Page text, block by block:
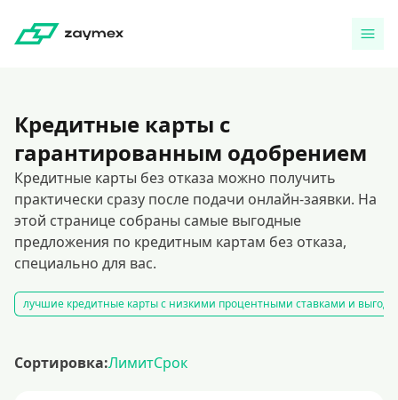
Кредитные карты с
гарантированным одобрением
Кредитные карты без отказа можно получить
практически сразу после подачи онлайн-заявки. На
этой странице собраны самые выгодные
предложения по кредитным картам без отказа,
специально для вас.
лучшие кредитные карты с низкими процентными ставками и
Сортировка:ЛимитСрок